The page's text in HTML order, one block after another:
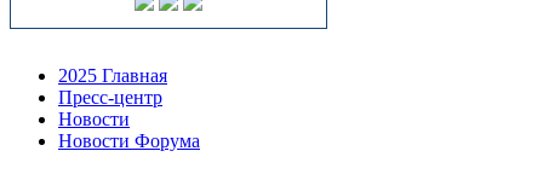
2025 Главная
Пресс-центр
Новости
Новости Форума